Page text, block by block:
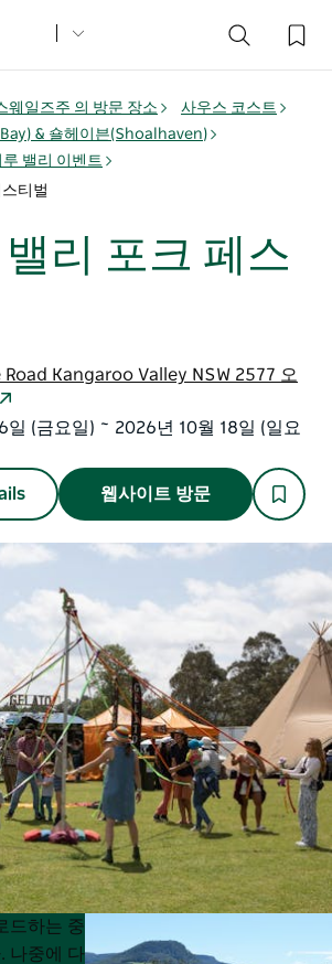
웨일즈주 의 방문 장소
사우스 코스트
& 숄헤이븐(Shoalhaven)
루 밸리 이벤트
티벌
리 포크 페스
Road Kangaroo Valley NSW 2577 오
일 (금요일) ~ 2026년 10월 18일 (일요
웹사이트 방문
드하는 중
나중에 다